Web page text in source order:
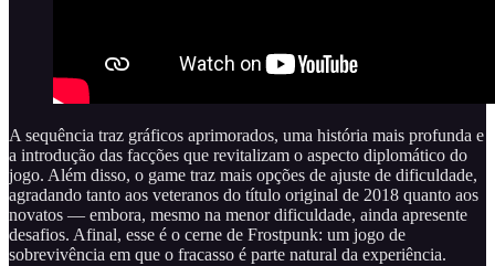
A sequência traz gráficos aprimorados, uma história mais profunda e
a introdução das facções que revitalizam o aspecto diplomático do
jogo. Além disso, o game traz mais opções de ajuste de dificuldade,
agradando tanto aos veteranos do título original de 2018 quanto aos
novatos — embora, mesmo na menor dificuldade, ainda apresente
desafios. Afinal, esse é o cerne de Frostpunk: um jogo de
sobrevivência em que o fracasso é parte natural da experiência.